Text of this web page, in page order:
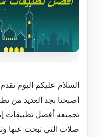
السلام عليكم اليوم
أصبحنا نجد العديد من
تجميعه أفضل تطبيقات
صلات التي تبحث عنها